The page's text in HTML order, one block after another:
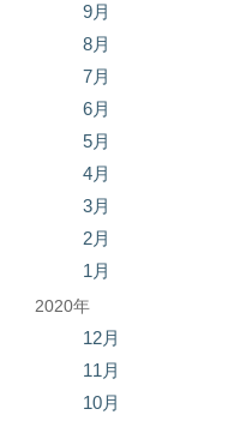
9月
8月
7月
6月
5月
4月
3月
2月
1月
2020年
12月
11月
10月